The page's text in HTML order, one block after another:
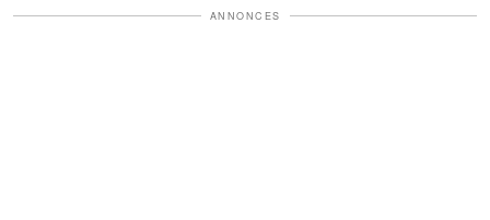
ANNONCES